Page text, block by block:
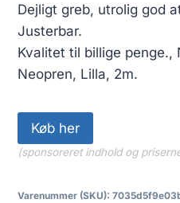
Dejligt greb, utrolig god
Justerbar.
Kvalitet til billige penge.,
Neopren, Lilla, 2m.
Køb her
(sponsoreret indhold og
Varenummer (SKU):